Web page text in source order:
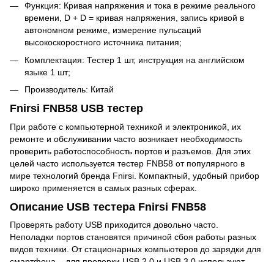
Функция: Кривая напряжения и тока в режиме реального
времени, D + D = кривая напряжения, запись кривой в
автономном режиме, измерение пульсаций
высокоскоростного источника питания;
Комплектация: Тестер 1 шт, инструкция на английском
языке 1 шт;
Производитель: Китай
Fnirsi FNB58 USB тестер
При работе с компьютерной техникой и электроникой, их
ремонте и обслуживании часто возникает необходимость
проверить работоспособность портов и разъемов. Для этих
целей часто используется тестер FNB58 от популярного в
мире технологий бренда Fnirsi. Компактный, удобный прибор
широко применяется в самых разных сферах.
Описание USB тестера Fnirsi FNB58
Проверять работу USB приходится довольно часто.
Неполадки портов становятся причиной сбоя работы разных
видов техники. От стационарных компьютеров до зарядки для